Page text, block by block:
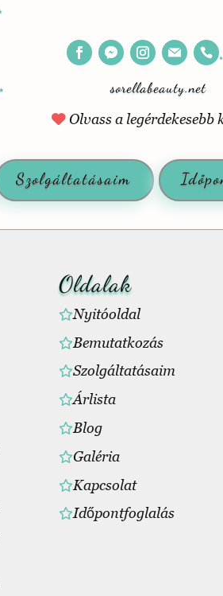
sorellabeauty.net
Olvassalegérdekesebb
Szolgáltatásaim
Oldalak
Nyitóoldal
Bemutatkozás
Szolgáltatásaim
Árlista
Blog
Galéria
Kapcsolat
Időpontfoglalás